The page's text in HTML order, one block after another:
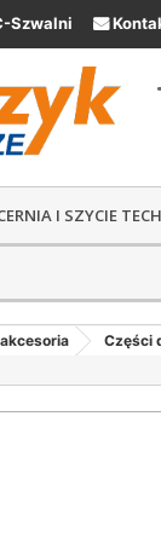
Szwalni 
I SZYCIE
Części